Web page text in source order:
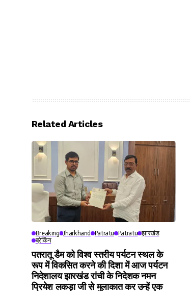
Related Articles
Breaking Jharkhand Patratu Patratu झारखंड
ब्रेकिंग
पतरातू डैम को विश्व स्तरीय पर्यटन स्थल के
रूप में विकसित करने की दिशा में आज पर्यटन
निदेशालय झारखंड रांची के निदेशक नमन
प्रियेश लकड़ा जी से मुलाकात कर उन्हें एक